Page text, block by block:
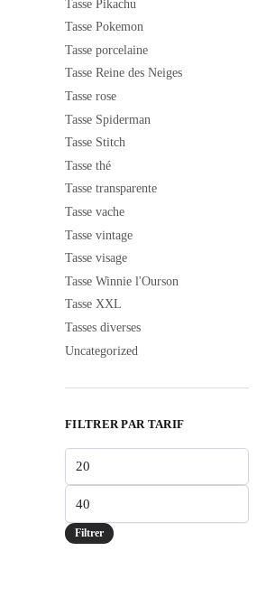
Tasse Pikachu
Tasse Pokemon
Tasse porcelaine
Tasse Reine des Neiges
Tasse rose
Tasse Spiderman
Tasse Stitch
Tasse thé
Tasse transparente
Tasse vache
Tasse vintage
Tasse visage
Tasse Winnie l'Ourson
Tasse XXL
Tasses diverses
Uncategorized
FILTRER PAR TARIF
min
max
Filtrer